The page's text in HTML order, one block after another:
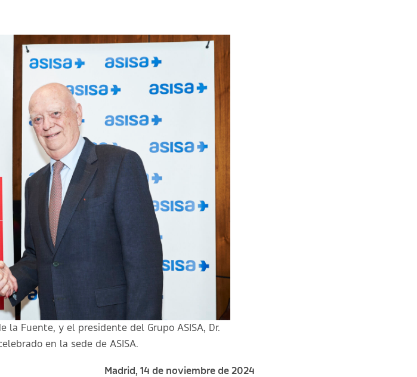
la Fuente, y el presidente del Grupo ASISA, Dr.
en la sede de ASISA.
Madrid, 14 de noviembre de 2024